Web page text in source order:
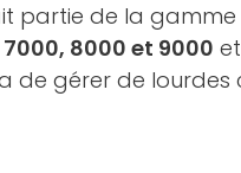
partie de la gamme
8000 et 9000
gérer de lourdes